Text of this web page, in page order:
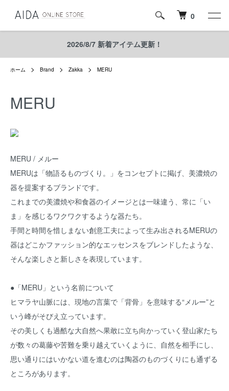
0
2026/8/7 新着アイテム更新！
ホーム Brand Zakka MERU
MERU
MERU / メルー
MERUは「物語るものづくり。」をコンセプトに掲げ、美濃焼の
器を提案するブランドです。
これまでの美濃焼や和食器のイメージとは一味違う、常に「い
ま」を感じるワクワクするような器たち。
手間と時間を惜しまない創意工夫によって生み出されるMERUの
器はどこかファッション的なエッセンスをブレンドしたような、
そんな楽しさと新しさを表現しています。
●「MERU」という名前について
ヒマラヤ山脈には、現地の言葉で「背骨」を意味する“メルー”と
いう峰がそびえ立っています。
その美しくも過酷な大自然へ果敢に立ち向かっていく登山家たち
が数々の葛藤や苦難を乗り越えていくように、自然を相手にし、
思い通りにはいかない道を進むのは陶器のものづくりにも通ずる
ところがあります。